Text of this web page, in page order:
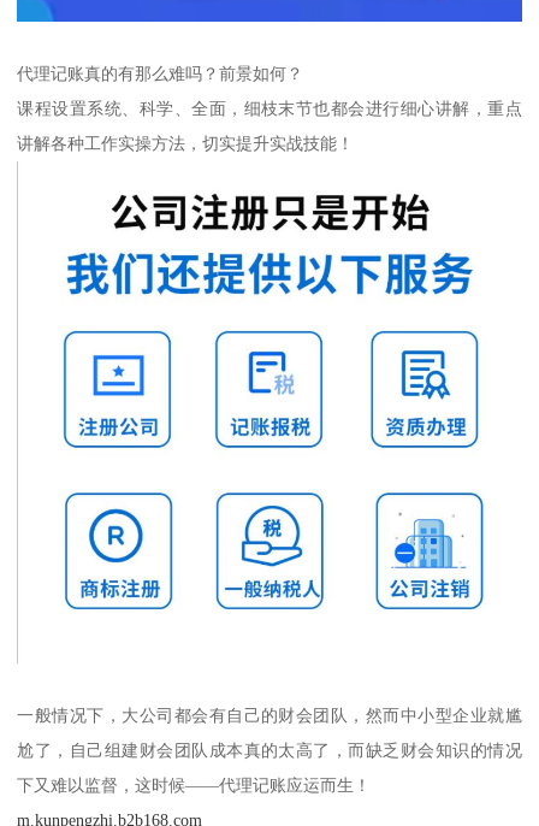
代理记账真的有那么难吗？前景如何？
课程设置系统、科学、全面，细枝末节也都会进行细心讲解，重点
讲解各种工作实操方法，切实提升实战技能！
一般情况下，大公司都会有自己的财会团队，然而中小型企业就尴
尬了，自己组建财会团队成本真的太高了，而缺乏财会知识的情况
下又难以监督，这时候——代理记账应运而生！
m.kunpengzhi.b2b168.com